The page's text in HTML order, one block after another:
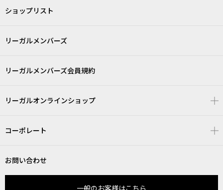
ショップリスト
リーガルメンバーズ
リーガルメンバーズ会員規約
リーガルオンラインショップ
コーポレート
お問い合わせ
一般のお客様はこちら